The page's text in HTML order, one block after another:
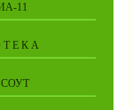
11
Т Е К А